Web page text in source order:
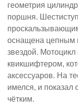
геометрия
поршня.
оснащена цепным
звездой.
квикшифтером,
аксессуаров. На
имелся, и
чётким.